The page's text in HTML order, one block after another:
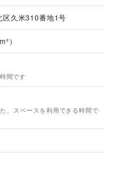
区久米310番地1号
）
間です
、スペースを利用できる時間で